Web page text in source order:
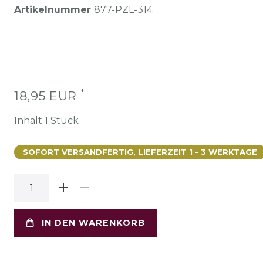
Artikelnummer 877-PZL-314
18,95 EUR *
Inhalt 1 Stück
SOFORT VERSANDFERTIG, LIEFERZEIT 1 - 3 WERKTAGE
IN DEN WARENKORB